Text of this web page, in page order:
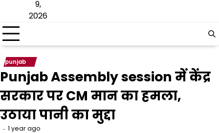
9,
2026
punjab
Punjab Assembly session में केंद्र
सरकार पर CM मान का हमला,
उठाया पानी का मुद्दा
1 year ago